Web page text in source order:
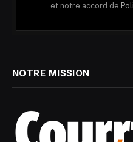
et notre accord de
NOTRE MISSION